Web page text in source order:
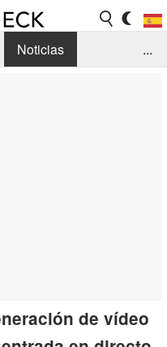
Noticias
...
de vídeo